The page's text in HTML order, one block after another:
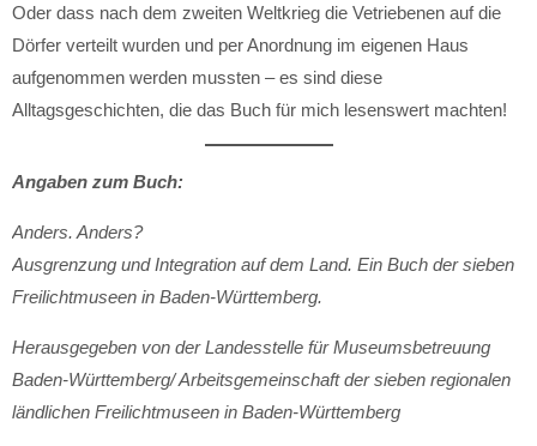
Oder dass nach dem zweiten Weltkrieg die Vetriebenen auf die
Dörfer verteilt wurden und per Anordnung im eigenen Haus
aufgenommen werden mussten – es sind diese
Alltagsgeschichten, die das Buch für mich lesenswert machten!
Angaben zum Buch:
Anders. Anders?
Ausgrenzung und Integration auf dem Land. Ein Buch der sieben
Freilichtmuseen in Baden-Württemberg.
Herausgegeben von der Landesstelle für Museumsbetreuung
Baden-Württemberg/ Arbeitsgemeinschaft der sieben regionalen
ländlichen Freilichtmuseen in Baden-Württemberg